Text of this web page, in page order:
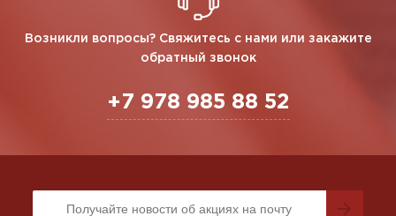
Возникли вопросы? Свяжитесь с нами или закажите
обратный звонок
+7 978 985 88 52